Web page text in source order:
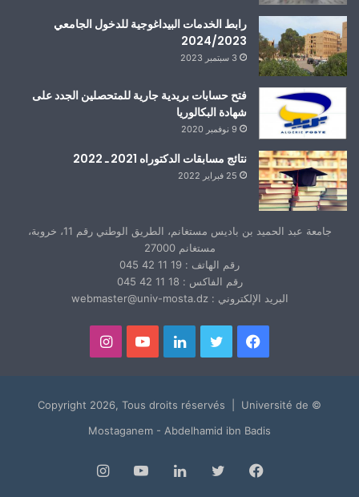
رابط الخدمات البيداغوجية للدخول الجامعي
2024/2023
3 سبتمبر 2023
فتح حسابات بريدية جارية للمتحصلين الجدد على
شهادة البكالوريا
9 نوفمبر 2020
نتائج مسابقات الدكتوراه 2021 ـ 2022
25 فبراير 2022
جامعة عبد الحميد بن باديس مستغانم، الطريق الوطني رقم 11، خروبة،
مستغانم 27000
رقم الهاتف : 19 11 42 045
رقم الفاكس : 18 11 42 045
البريد الإلكتروني : webmaster@univ-mosta.dz
فيسبوك تويتر لينكدإنيوتيوبانستقرام
© Copyright 2026, Tous droits réservés | Université de
Mostaganem - Abdelhamid ibn Badis
فيسبوك تويتر لينكدإنيوتيوبانستقرام